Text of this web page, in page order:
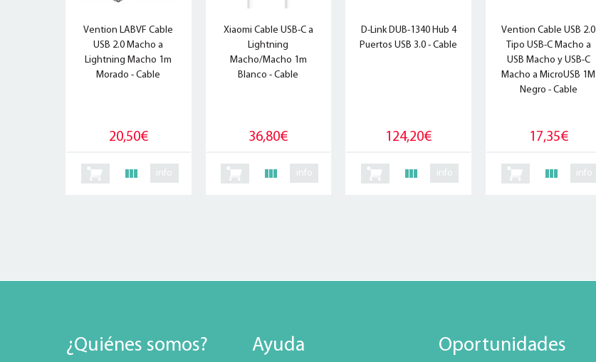
Vention LABVF Cable
USB 2.0 Macho a
Lightning Macho 1m
Morado - Cable
20,50€
info
Xiaomi Cable USB-C a
Lightning
Macho/Macho 1m
Blanco - Cable
36,80€
info
D-Link DUB-1340 Hub 4
Puertos USB 3.0 - Cable
124,20€
info
Vention Cable USB 2.0
Tipo USB-C Macho a
USB Macho y USB-C
Macho a MicroUSB 1M
Negro - Cable
17,35€
info
¿Quiénes somos? Ayuda Oportunidades